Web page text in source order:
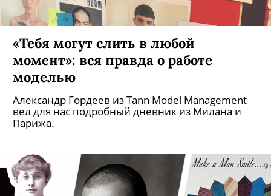
«Тебя могут слить в любой
момент»: вся правда о работе
моделью
Александр Гордеев из Tann Model Management
вел для нас подробный дневник из Милана и
Парижа.